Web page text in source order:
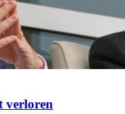
verloren